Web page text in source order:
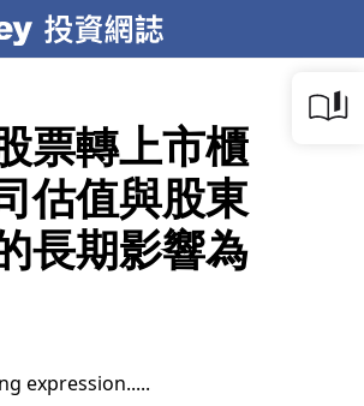
票轉上市櫃
估值與股東
長期影響為
expression...